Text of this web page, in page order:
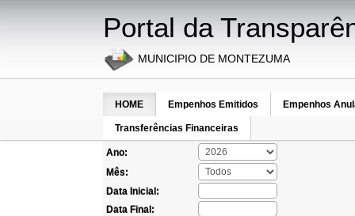
Portal da
MUNICIPIO DE MONTEZUMA
HOME Empenhos Emitidos Empenhos
Transferências Financeiras
Ano:
Mês:
Data Inicial:
Data Final: